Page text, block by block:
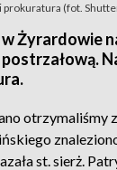
prokuratura (fot.
Żyrardowie
otrzymaliśmy
st. sierż.